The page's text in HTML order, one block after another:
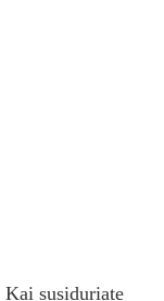
Kai susiduriate